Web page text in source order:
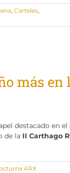
, Carteles,
más en
destacado en el
de la II Carthago
ARX